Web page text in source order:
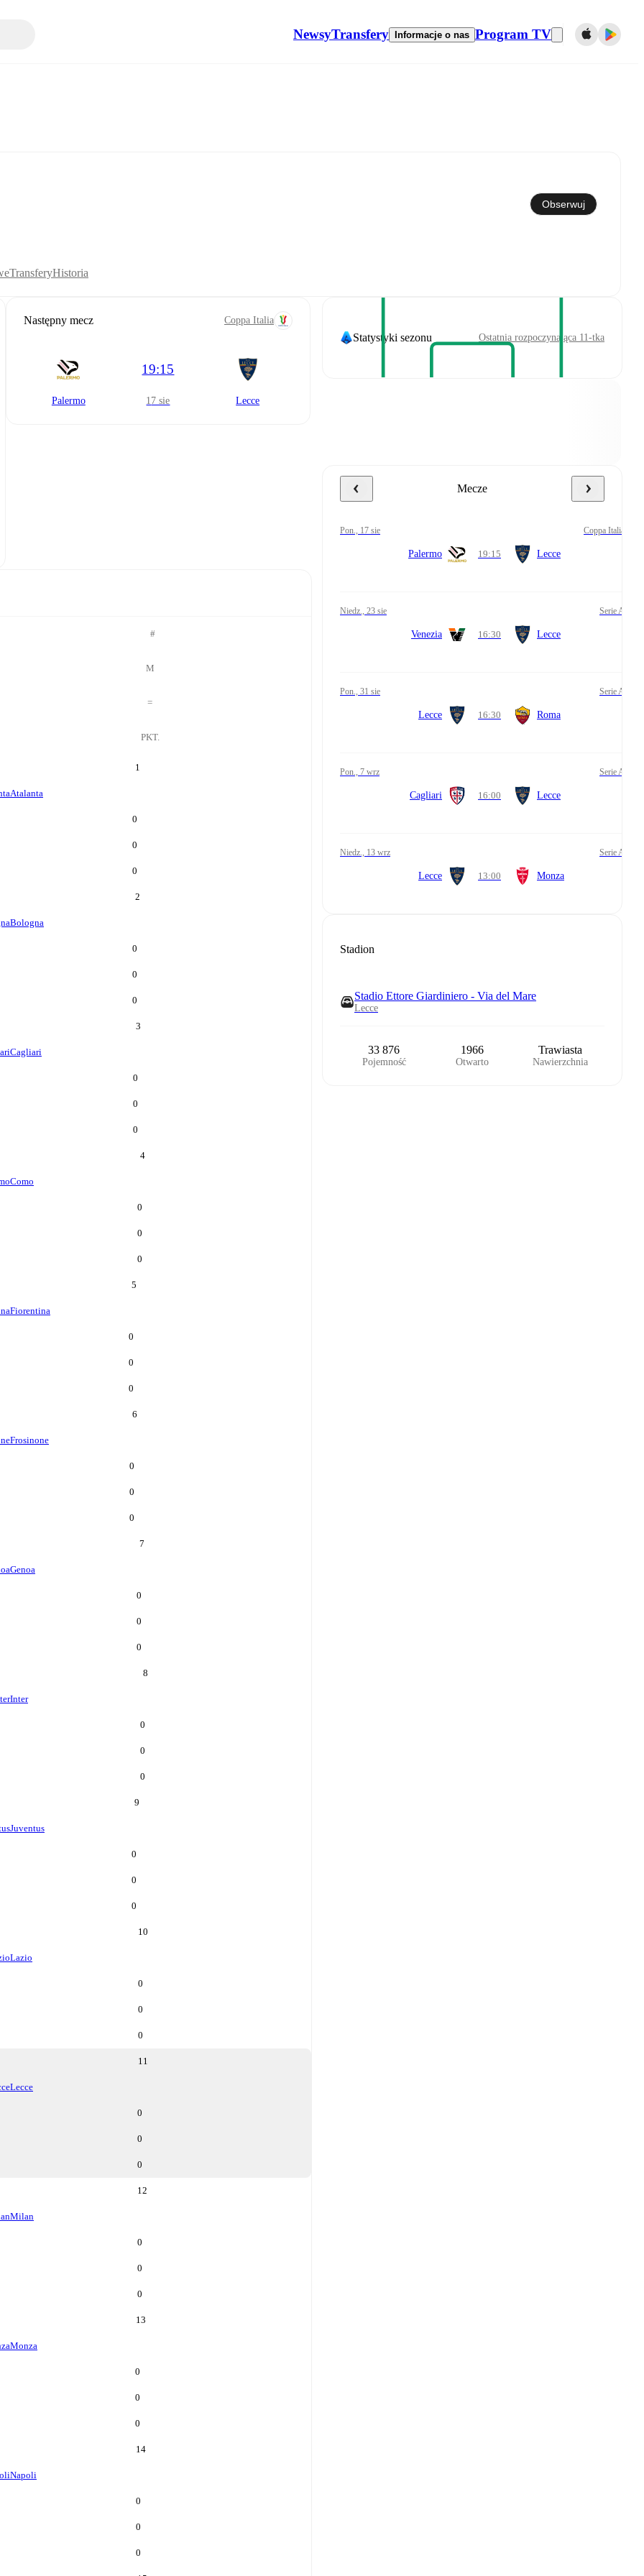
NewsyTransfery Informacje o nas Program TV
Obserwuj
TransferyHistoria
Następny mecz Coppa Italia
Palermo
19:15
17 sie Lecce
#
M
=
PKT.
1
Atalanta
0
0
0
2
Bologna
0
0
0
3
Cagliari
0
0
0
4
Como
0
0
0
5
Fiorentina
0
0
0
6
Frosinone
0
0
0
7
Genoa
0
0
0
8
Inter
0
0
0
9
Juventus
0
0
0
10
Lazio
0
0
0
11
Lecce
0
0
0
12
Milan
0
0
0
13
Monza
0
0
0
14
Napoli
0
0
0
Statystyki sezonu Ostatnia rozpoczynająca 11-tka
Mecze
pon., 17 sie Coppa Italia
Palermo 19:15 Lecce
niedz., 23 sie Serie A
Venezia 16:30 Lecce
pon., 31 sie Serie A
Lecce 16:30 Roma
pon., 7 wrz Serie A
Cagliari 16:00 Lecce
niedz., 13 wrz Serie A
Lecce 13:00 Monza
Stadion
Stadio Ettore Giardiniero - Via del Mare
Lecce
33 876
Pojemność
1966
Otwarto
Trawiasta
Nawierzchnia